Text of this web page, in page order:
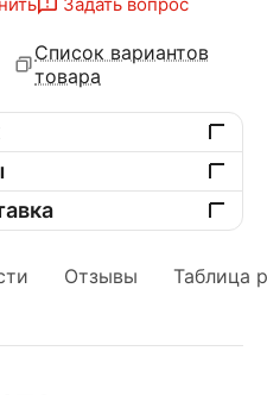
Список вариантов
товара
Отзывы Таблица